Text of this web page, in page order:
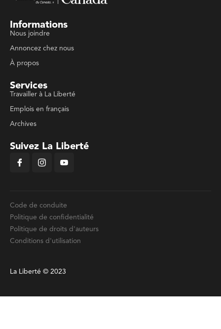
Informations
Nous joindre
Annoncez chez nous
À propos
Services
Travailler à La Liberté
Emplois en français
Archives
Suivez La Liberté
Code de conduite
Politique de confidentialité
Politique de droits d'auteurs
Conditions d'utilisation
La Liberté © 2023